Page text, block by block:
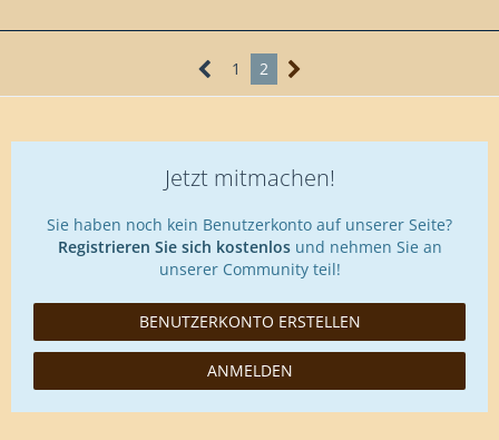
1 2
Jetzt mitmachen!
Sie haben noch kein Benutzerkonto auf unserer Seite?
Registrieren Sie sich kostenlosund nehmen Sie an
unserer Community teil!
BENUTZERKONTO ERSTELLEN
ANMELDEN